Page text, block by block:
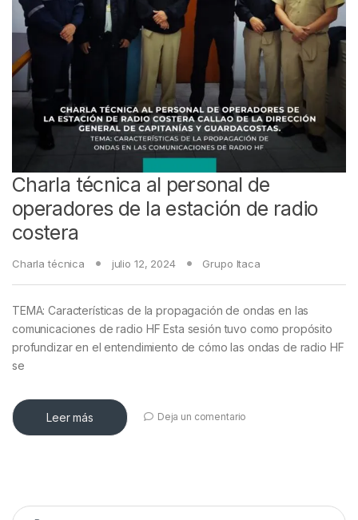
Charla técnica al personal de
operadores de la estación de radio
costera
Charla técnica julio 12, 2024 Grupo Itaca
TEMA: Características de la propagación de ondas en las
comunicaciones de radio HF Esta sesión tuvo como propósito
profundizar en el entendimiento de cómo las ondas de radio HF
se
Leer más Deja un comentario
Buscar: